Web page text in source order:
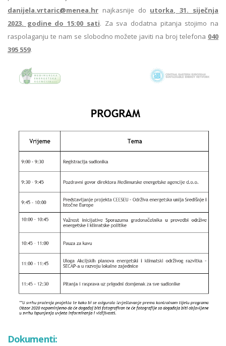
danijela.vrtaric@menea.hr najkasnije do utorka, 31. siječnja
2023. godine do 15:00 sati. Za sva dodatna pitanja stojimo na
raspolaganju te nam se slobodno možete javiti na broj telefona 040
395 559.
Dokumenti: